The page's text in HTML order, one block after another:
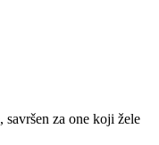
za one koji žele